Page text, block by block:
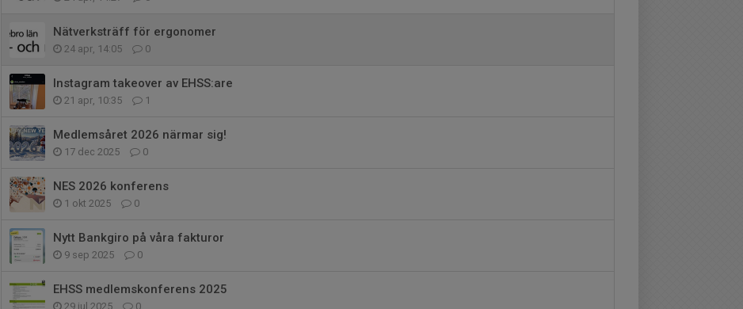
Nätverksträff för ergonomer
24 apr, 14:05 0
Instagram takeover av EHSS:are
21 apr, 10:35 1
Medlemsåret 2026 närmar sig!
17 dec 2025 0
NES 2026 konferens
1 okt 2025 0
Nytt Bankgiro på våra fakturor
9 sep 2025 0
EHSS medlemskonferens 2025
29 jul 2025 0